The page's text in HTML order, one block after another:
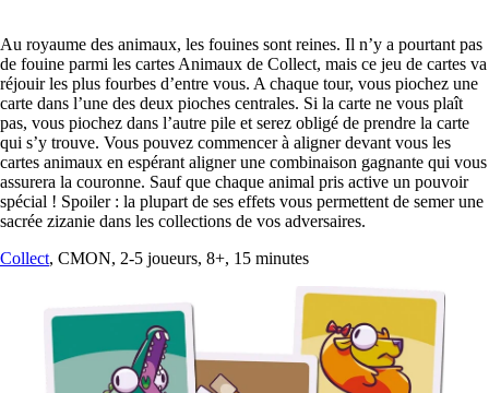
Au royaume des animaux, les fouines sont reines. Il n’y a pourtant pas
de fouine parmi les cartes Animaux de Collect, mais ce jeu de cartes va
réjouir les plus fourbes d’entre vous. A chaque tour, vous piochez une
carte dans l’une des deux pioches centrales. Si la carte ne vous plaît
pas, vous piochez dans l’autre pile et serez obligé de prendre la carte
qui s’y trouve. Vous pouvez commencer à aligner devant vous les
cartes animaux en espérant aligner une combinaison gagnante qui vous
assurera la couronne. Sauf que chaque animal pris active un pouvoir
spécial ! Spoiler : la plupart de ses effets vous permettent de semer une
sacrée zizanie dans les collections de vos adversaires.
Collect, CMON, 2-5 joueurs, 8+, 15 minutes